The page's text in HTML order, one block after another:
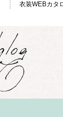
衣装WEBカタ